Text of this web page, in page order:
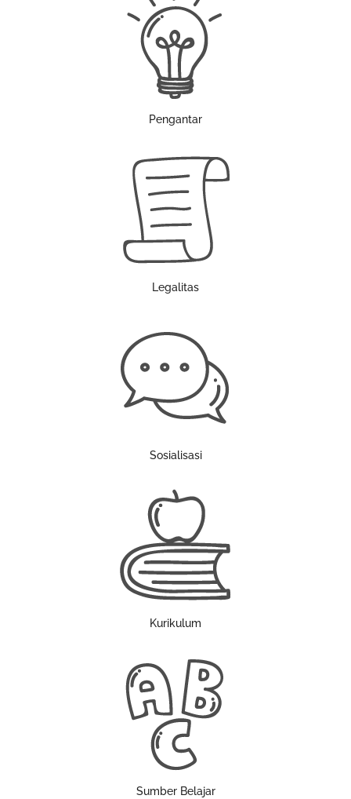
Pengantar
Legalitas
Sosialisasi
Kurikulum
Sumber Belajar